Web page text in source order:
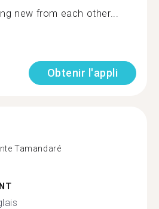
new from each other...
Obtenir l'appli
Tamandaré